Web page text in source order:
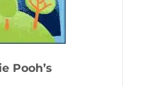
Pooh’s